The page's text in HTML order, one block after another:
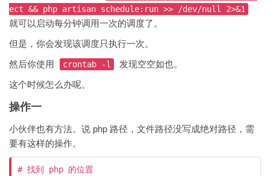
ect && php artisan schedule:run >> /dev/null 2>&1
就可以启动每分钟调用一次的调度了。
但是，你会发现该调度只执行一次。
然后你使用
crontab -l
发现空空如也。
这个时候怎么办呢。
操作一
小伙伴也有方法。说 php 路径，文件路径没写成绝对路径，需
要有这样的操作。
# 找到 php 的位置